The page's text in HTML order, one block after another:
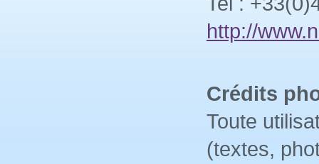
http://
Crédits
Toute
(textes,